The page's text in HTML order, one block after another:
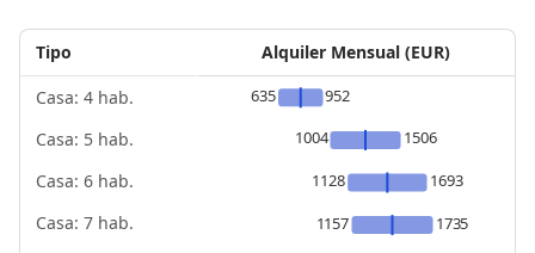
Tipo
Casa: 4 hab.
Casa: 5 hab.
Casa: 6 hab.
Casa: 7 hab.
Alquiler Mensual (EUR)
635
952
1004
1506
1128
1693
1157
1735